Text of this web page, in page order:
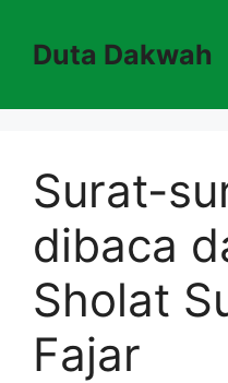
contentDuta Dakwah
Surat-
dibaca
Sholat
Fajar